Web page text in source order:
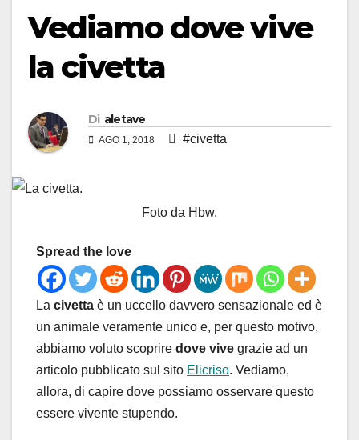
Vediamo dove vive
la civetta
Di aletave
AGO 1, 2018 #civetta
Foto da Hbw.
Spread the love
La civetta è un uccello davvero sensazionale ed è
un animale veramente unico e, per questo motivo,
abbiamo voluto scoprire dove vive grazie ad un
articolo pubblicato sul sito Elicriso. Vediamo,
allora, di capire dove possiamo osservare questo
essere vivente stupendo.